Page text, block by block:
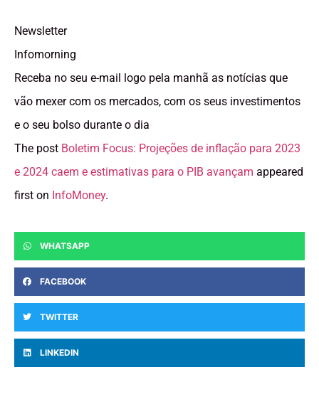
Newsletter
Infomorning
Receba no seu e-mail logo pela manhã as notícias que
vão mexer com os mercados, com os seus investimentos
e o seu bolso durante o dia
The post Boletim Focus: Projeções de inflação para 2023
e 2024 caem e estimativas para o PIB avançam appeared
first on InfoMoney.
WHATSAPP
FACEBOOK
TWITTER
LINKEDIN